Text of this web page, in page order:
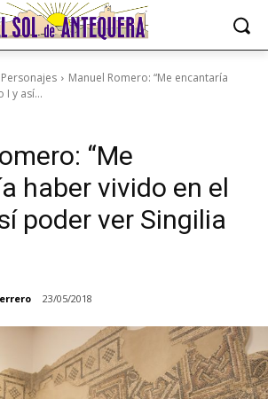
Personajes
Manuel Romero: “Me encantaría
I y así...
“Me
haber vivido en el
poder ver Singilia
23/05/2018